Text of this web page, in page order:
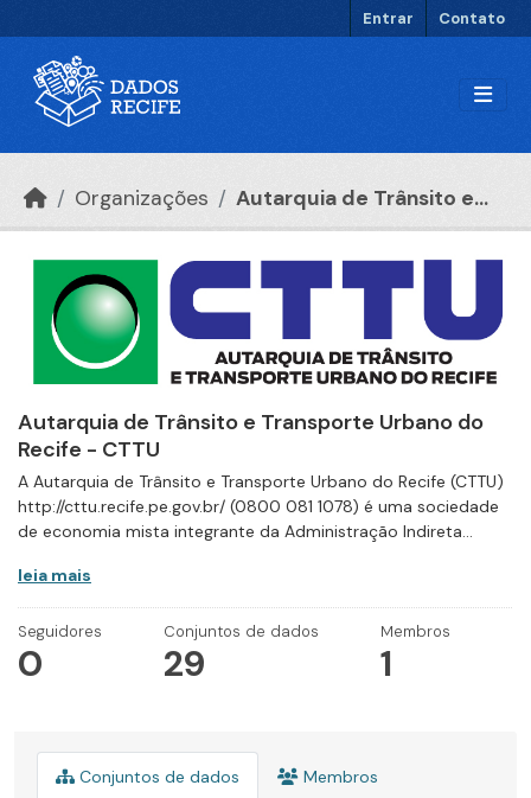
Entrar Contato
Organizações Autarquia de Trânsito e...
Autarquia de Trânsito e Transporte Urbano do
Recife - CTTU
A Autarquia de Trânsito e Transporte Urbano do Recife (CTTU)
http://cttu.recife.pe.gov.br/ (0800 081 1078) é uma sociedade
de economia mista integrante da Administração Indireta...
leia mais
Seguidores
0
Conjuntos de dados
29
Membros
1
Conjuntos de dados Membros